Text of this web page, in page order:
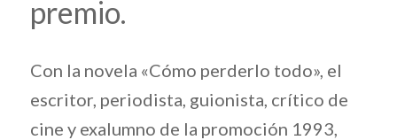
premio.
Con la novela «Cómo perderlo todo», el
escritor, periodista, guionista, crítico de
cine y exalumno de la promoción 1993,